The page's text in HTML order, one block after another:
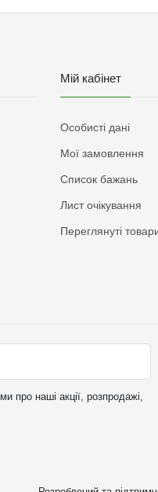
Мій кабінет
Особисті дані
Мої замовлення
Список бажань
Лист очікування
Переглянуті
про наші акції, розпродажі,